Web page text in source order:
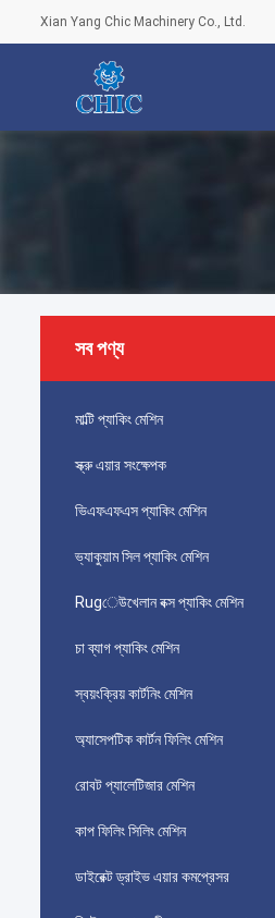
Xian Yang Chic Machinery Co., Ltd.
সব পণ্য
মাল্টি প্যাকিং মেশিন
স্ক্রু এয়ার সংক্ষেপক
ভিএফএফএস প্যাকিং মেশিন
ভ্যাকুয়াম সিল প্যাকিং মেশিন
Rugেউখেলান বক্স প্যাকিং মেশিন
চা ব্যাগ প্যাকিং মেশিন
স্বয়ংক্রিয় কার্টনিং মেশিন
অ্যাসেপটিক কার্টন ফিলিং মেশিন
রোবট প্যালেটিজার মেশিন
কাপ ফিলিং সিলিং মেশিন
ডাইরেক্ট ড্রাইভ এয়ার কমপ্রেসর